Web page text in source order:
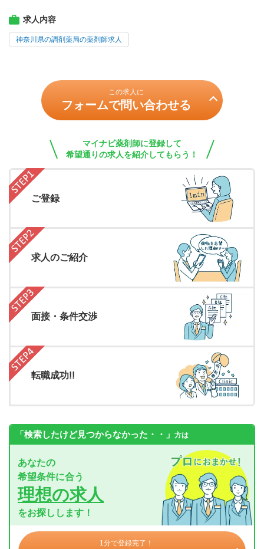
求人内容
神奈川県の調剤薬局の薬剤師求人
この求人に
フォームで問い合わせる
マイナビ薬剤師に登録して
希望通りの求人を紹介してもらう！
ご登録
求人のご紹介
面接・条件交渉
転職成功!!
「検索したけど見つからなかった・・」 方は
あなたの
希望条件に合う
理想の求人
をお探しします！
1分で登録完了！